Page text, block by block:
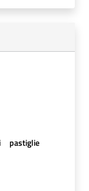
pastiglie